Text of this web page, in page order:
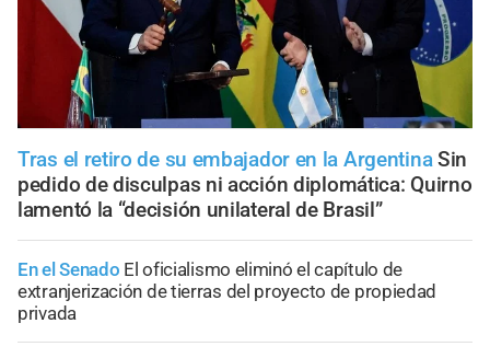
Tras el retiro de su embajador en la Argentina Sin
pedido de disculpas ni acción diplomática: Quirno
lamentó la “decisión unilateral de Brasil”
En el Senado El oficialismo eliminó el capítulo de
extranjerización de tierras del proyecto de propiedad
privada